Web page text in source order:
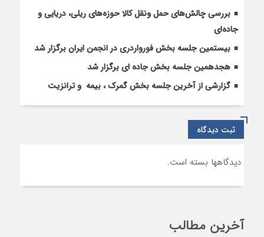
و
ایرو
بررسی چالش‌های حمل ونقل کالا حوزه‌های ریلی، دریایی و
جاده‌ای
بیستمین جلسه بخش فورواردری در انجمن ایران برگزار شد
هجدهمین جلسه بخش جاده ای برگزار شد
گزارشی از آخرین جلسه بخش گمرک ، بیمه و ترانزیت
ثبت دیدگاه
دیدگاهها بسته است.
آخرین مطالب